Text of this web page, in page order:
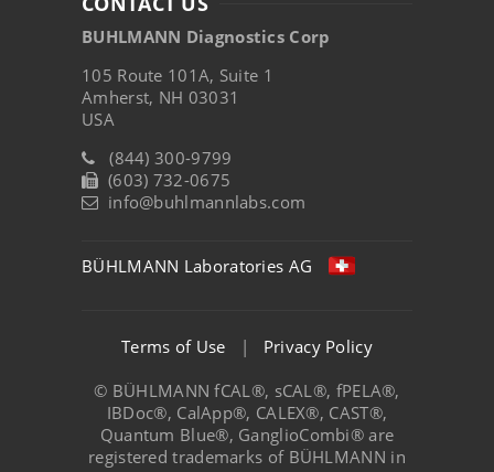
BUHLMANN Diagnostics Corp
105 Route 101A, Suite 1
Amherst, NH 03031
USA
(844) 300-9799
(603) 732-0675
info@buhlmannlabs.com
BÜHLMANN Laboratories AG
Terms of Use | Privacy Policy
© BÜHLMANN fCAL®, sCAL®, fPELA®,
IBDoc®, CalApp®, CALEX®, CAST®,
Quantum Blue®, GanglioCombi® are
registered trademarks of BÜHLMANN in